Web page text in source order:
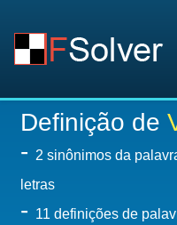
Definição de
- 2 sinônimos da
letras
- 11 definições de